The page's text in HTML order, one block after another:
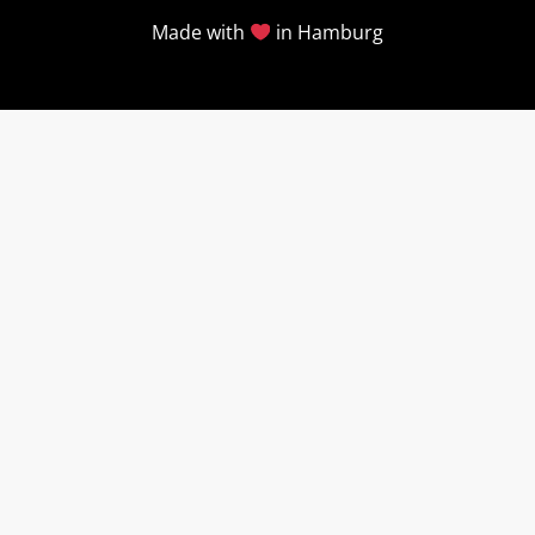
Made with in Hamburg